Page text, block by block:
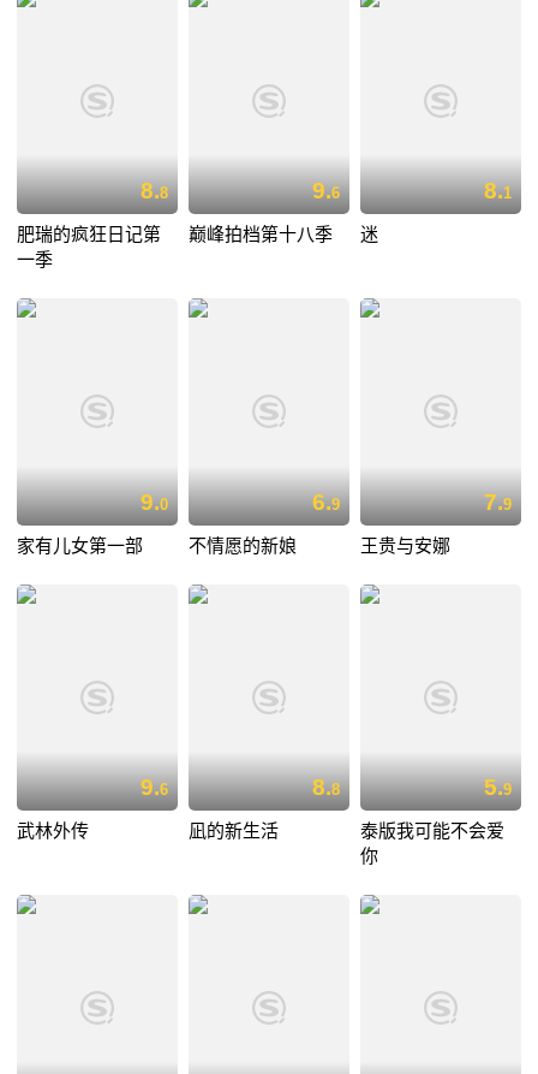
8.8
肥瑞的疯狂日记第
一季
9.6
巅峰拍档第十八季
8.1
迷
9.0
家有儿女第一部
6.9
不情愿的新娘
7.9
王贵与安娜
9.6
武林外传
8.8
凪的新生活
5.9
泰版我可能不会爱
你